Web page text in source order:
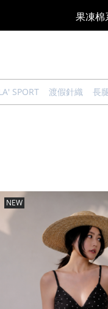
萊卡棉
🎉週年
果凍
SPORT 渡假針織 長
NEW